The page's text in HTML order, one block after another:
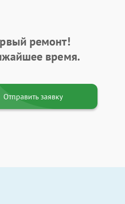
ремонт!
время.
Отправить заявку